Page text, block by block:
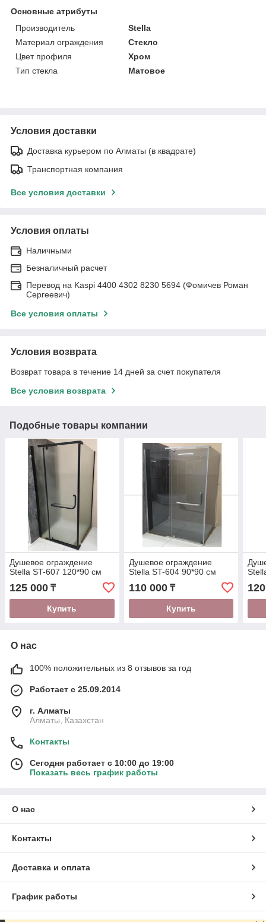
Основные атрибуты
Производитель
Stella
Материал ограждения
Стекло
Цвет профиля
Хром
Тип стекла
Матовое
Условия доставки
Доставка курьером по Алматы (в квадрате)
Транспортная компания
Все условия доставки
Условия оплаты
Наличными
Безналичный расчет
Перевод на Kaspi 4400 4302 8230 5694 (Фомичев Роман
Сергеевич)
Все условия оплаты
Условия возврата
Возврат товара в течение 14 дней за счет покупателя
Все условия возврата
Подобные товары компании
Душевое ограждение
Stella ST-607 120*90 см
125 000 ₸
Купить
Душевое ограждение
Stella ST-604 90*90 см
110 000₸
Купить
О нас
100% положительных из 8 отзывов за год
Работает с 25.09.2014
г. Алматы
Алматы, Казахстан
Контакты
Сегодня работает с 10:00 до 19:00
Показать весь график работы
О нас
Контакты
Доставка и оплата
График работы